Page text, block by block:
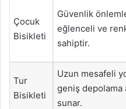
Çocuk
Bisikleti
Güvenlik
eğlenceli ve
sahiptir.
Tur
Bisikleti
Uzun mesafeli
geniş depolama
sunar.